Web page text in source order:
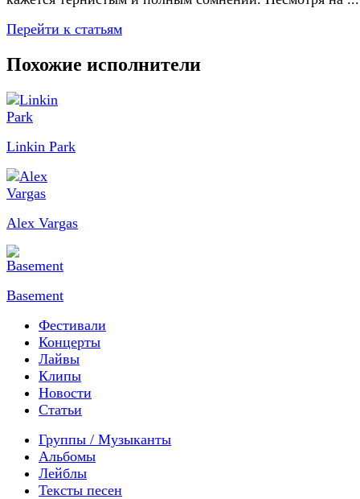
Перейти к статьям
Похожие исполнители
Linkin Park
Alex Vargas
Basement
Фестивали
Концерты
Лайвы
Клипы
Новости
Статьи
Группы / Музыканты
Альбомы
Лейблы
Тексты песен